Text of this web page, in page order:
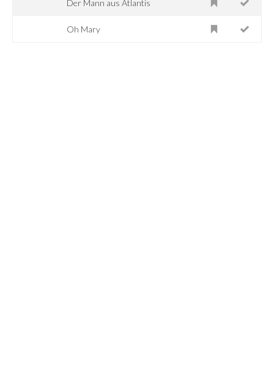
Der Mann aus Atlantis
Oh Mary